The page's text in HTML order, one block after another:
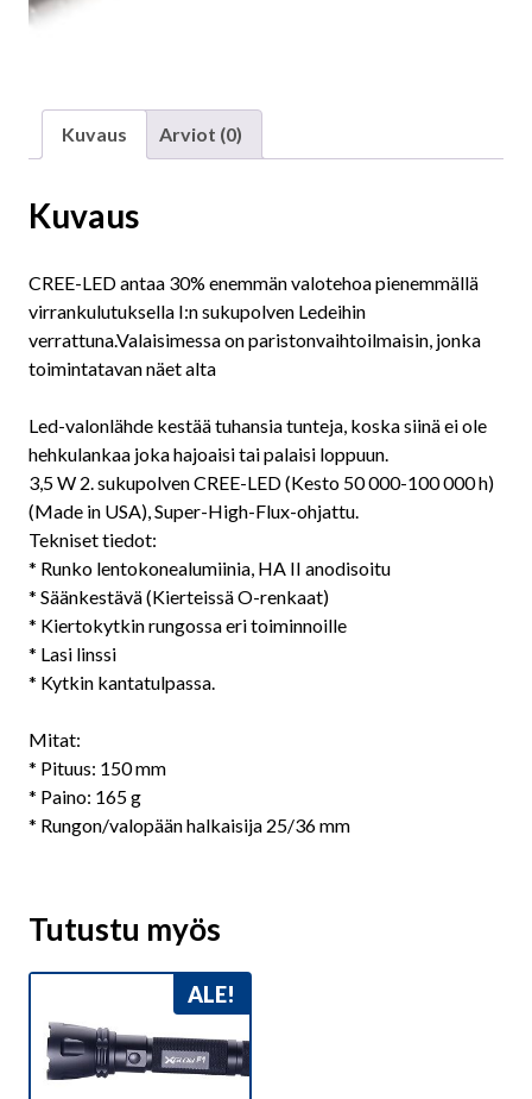
Kuvaus Arviot (0)
Kuvaus
CREE-LED antaa 30% enemmän valotehoa pienemmällä
virrankulutuksella I:n sukupolven Ledeihin
verrattuna.Valaisimessa on paristonvaihtoilmaisin, jonka
toimintatavan näet alta
Led-valonlähde kestää tuhansia tunteja, koska siinä ei ole
hehkulankaa joka hajoaisi tai palaisi loppuun.
3,5 W 2. sukupolven CREE-LED (Kesto 50 000-100 000 h)
(Made in USA), Super-High-Flux-ohjattu.
Tekniset tiedot:
* Runko lentokonealumiinia, HA II anodisoitu
* Säänkestävä (Kierteissä O-renkaat)
* Kiertokytkin rungossa eri toiminnoille
* Lasi linssi
* Kytkin kantatulpassa.
Mitat:
* Pituus: 150 mm
* Paino: 165 g
* Rungon/valopään halkaisija 25/36 mm
Tutustu myös
ALE!